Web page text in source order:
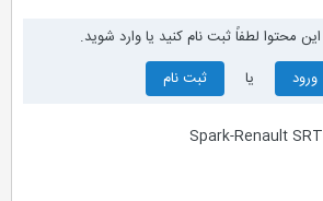
محتوا لطفاً ثبت نام کنید یا وارد شوید.
ورود
ثبت نام
Spark-Renault